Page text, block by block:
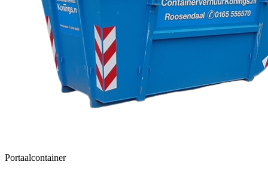
Portaalcontainer